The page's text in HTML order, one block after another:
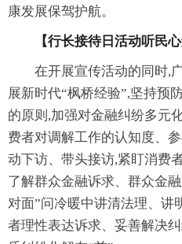
康发展保驾护航。
【行长接待日活动听民心
在开展宣传活动的同时,
展新时代“枫桥经验”,坚持预
的原则,加强对金融纠纷多元
费者对调解工作的认知度、
动下访、带头接访,紧盯消费
了解群众金融诉求、群众金
对面”问冷暖中讲清法理、讲
者理性表达诉求、妥善解决